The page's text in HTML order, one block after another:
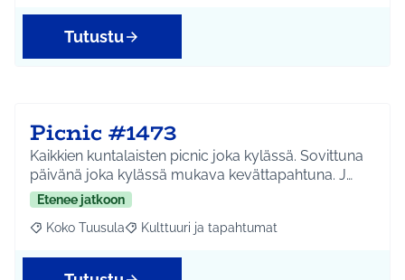
Tutustu
Picnic #1473
Kaikkien kuntalaisten picnic joka kylässä. Sovittuna
päivänä joka kylässä mukava kevättapahtuna. J…
Etenee jatkoon
Rajaa tulokset aihepiirin mukaan: Koko Tuusula
Koko Tuusula Rajaa tulokset teeman mukaan: Kulttuuri ja
Kulttuuri ja tapahtumat